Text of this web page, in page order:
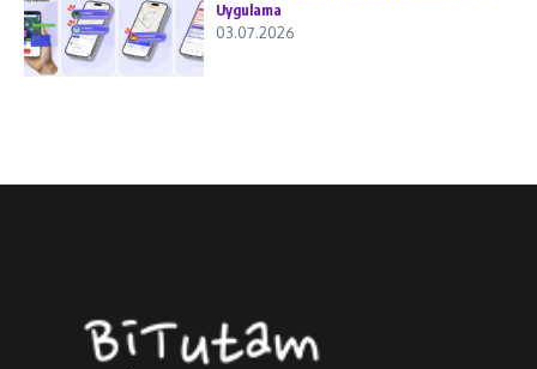
Uygulama
03.07.2026